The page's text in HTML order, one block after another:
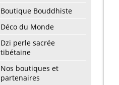
Boutique Bouddhiste
Déco du Monde
Dzi perle sacrée
tibétaine
Nos boutiques et
partenaires